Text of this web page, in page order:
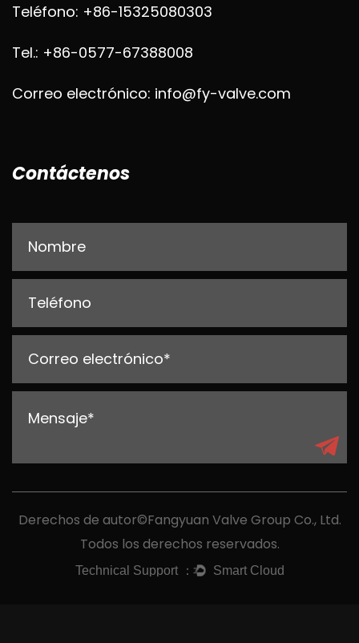
Teléfono: +86-15325080303
Tel.: +86-0577-67388008
Correo electrónico: info@fy-valve.com
Contáctenos
Derechos de autor©Fangyuan Valve Group Co., Ltd.
Todos los derechos reservados.